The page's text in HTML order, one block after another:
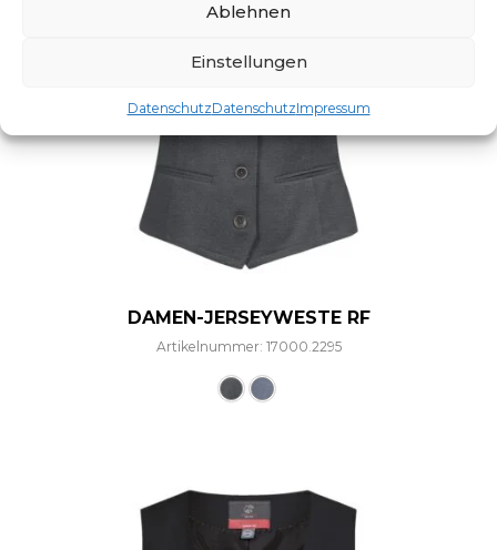
Ablehnen
Einstellungen
DatenschutzDatenschutzImpressum
DAMEN-JERSEYWESTE RF
Artikelnummer: 17000.2295